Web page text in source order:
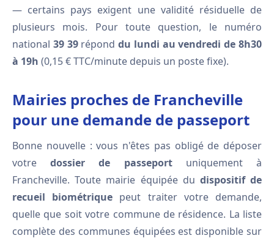
— certains pays exigent une validité résiduelle de
plusieurs mois. Pour toute question, le numéro
national 39 39réponddu lundi au vendredi de 8h30
à 19h (0,15 € TTC/minute depuis un poste fixe).
Mairies proches de Francheville
pour une demande de passeport
Bonne nouvelle : vous n'êtes pas obligé de déposer
votredossier de passeportuniquement à
Francheville. Toute mairie équipée du dispositif de
recueil biométrique peut traiter votre demande,
quelle que soit votre commune de résidence. La liste
complète des communes équipées est disponible sur